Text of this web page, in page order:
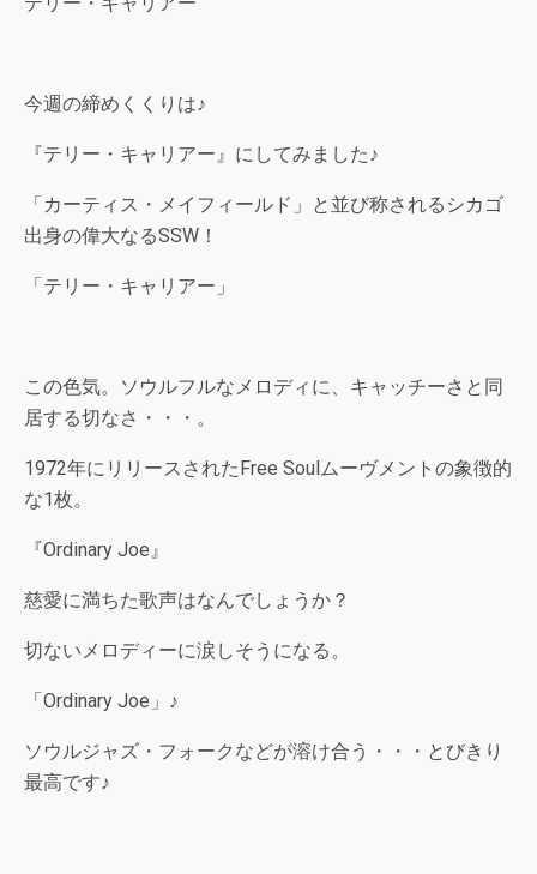
今週の締めくくりは♪
『テリー・キャリアー』にしてみました♪
「カーティス・メイフィールド」と並び称されるシカゴ
出身の偉大なるSSW！
「テリー・キャリアー」
この色気。ソウルフルなメロディに、キャッチーさと同
居する切なさ・・・。
1972年にリリースされたFree Soulムーヴメントの象徴的
な1枚。
『Ordinary Joe』
慈愛に満ちた歌声はなんでしょうか？
切ないメロディーに涙しそうになる。
「Ordinary Joe」♪
ソウルジャズ・フォークなどが溶け合う・・・とびきり
最高です♪